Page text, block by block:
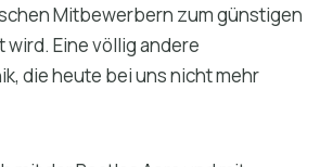
Mitbewerbern zum günstigen
Eine völlig andere
die heute bei uns nicht mehr